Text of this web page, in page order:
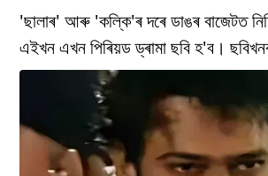
'ছালাৰ' আৰু 'কল্কি'ৰ দৰে ডাঙৰ বাজেটত
এইখন এখন পিৰিয়ড ড্ৰামা ছবি হ'ব।